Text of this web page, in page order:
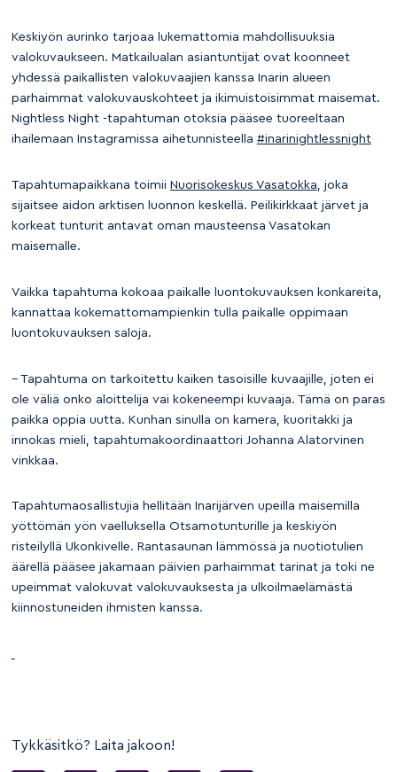
Keskiyön aurinko tarjoaa lukemattomia mahdollisuuksia
valokuvaukseen. Matkailualan asiantuntijat ovat koonneet
yhdessä paikallisten valokuvaajien kanssa Inarin alueen
parhaimmat valokuvauskohteet ja ikimuistoisimmat maisemat.
Nightless Night -tapahtuman otoksia pääsee tuoreeltaan
ihailemaan Instagramissa aihetunnisteella #inarinightlessnight
Tapahtumapaikkana toimii Nuorisokeskus Vasatokka, joka
sijaitsee aidon arktisen luonnon keskellä. Peilikirkkaat järvet ja
korkeat tunturit antavat oman mausteensa Vasatokan
maisemalle.
Vaikka tapahtuma kokoaa paikalle luontokuvauksen konkareita,
kannattaa kokemattomampienkin tulla paikalle oppimaan
luontokuvauksen saloja.
– Tapahtuma on tarkoitettu kaiken tasoisille kuvaajille, joten ei
ole väliä onko aloittelija vai kokeneempi kuvaaja. Tämä on paras
paikka oppia uutta. Kunhan sinulla on kamera, kuoritakki ja
innokas mieli, tapahtumakoordinaattori Johanna Alatorvinen
vinkkaa.
Tapahtumaosallistujia hellitään Inarijärven upeilla maisemilla
yöttömän yön vaelluksella Otsamotunturille ja keskiyön
risteilyllä Ukonkivelle. Rantasaunan lämmössä ja nuotiotulien
äärellä pääsee jakamaan päivien parhaimmat tarinat ja toki ne
upeimmat valokuvat valokuvauksesta ja ulkoilmaelämästä
kiinnostuneiden ihmisten kanssa.
Tykkäsitkö? Laita jakoon!